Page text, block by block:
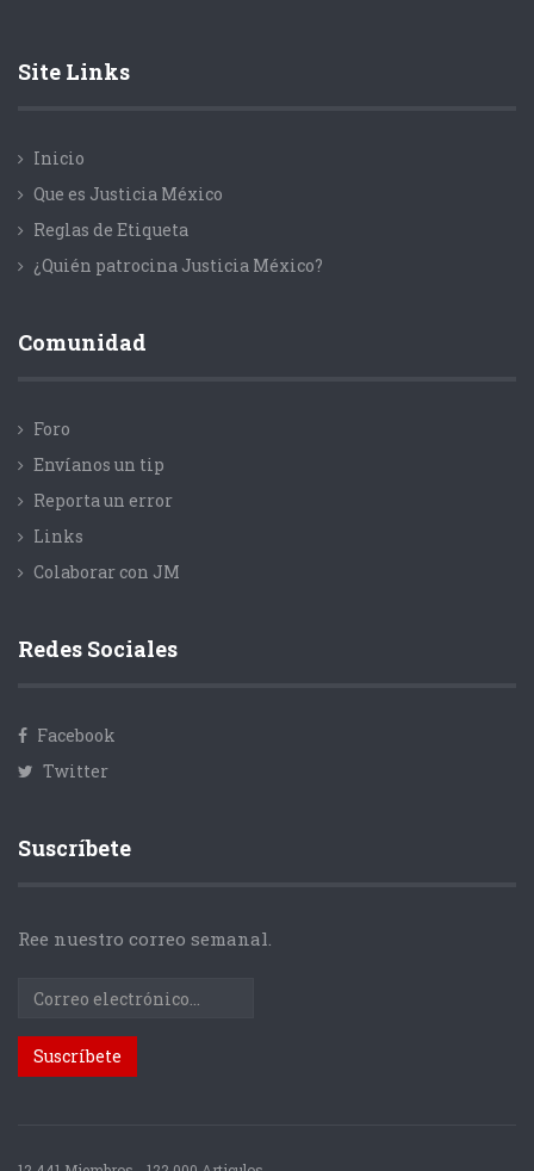
Site Links
Inicio
Que es Justicia México
Reglas de Etiqueta
¿Quién patrocina Justicia México?
Comunidad
Foro
Envíanos un tip
Reporta un error
Links
Colaborar con JM
Redes Sociales
Facebook
Twitter
Suscríbete
Ree nuestro correo semanal.